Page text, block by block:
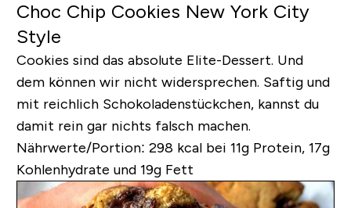
Choc Chip Cookies New York City
Style
Cookies sind das absolute Elite-Dessert. Und
dem können wir nicht widersprechen. Saftig und
mit reichlich Schokoladenstückchen, kannst du
damit rein gar nichts falsch machen.
Nährwerte/Portion: 298 kcal bei 11g Protein, 17g
Kohlenhydrate und 19g Fett